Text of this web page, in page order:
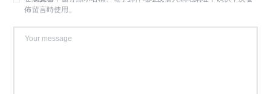
佈留言時使用。